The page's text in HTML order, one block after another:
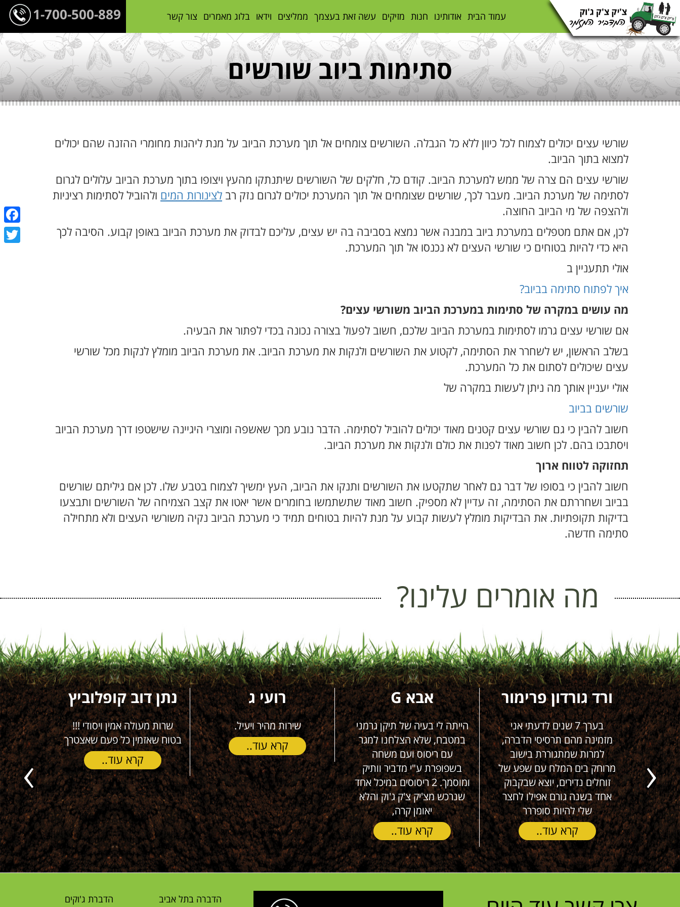
1-700-500-889 עמוד הבית אודותינו חנות מזיקים עשה זאת בעצמך ממליצים וידאו בלוג מאמרים צור קשר
סתימות ביוב שורשים
שורשי עצים יכולים לצמוח לכל כיוון ללא כל הגבלה. השורשים צומחים אל תוך מערכת הביוב על מנת ליהנות מחומרי ההזנה שהם יכולים
למצוא בתוך הביוב.
שורשי עצים הם צרה של ממש למערכת הביוב. קודם כל, חלקים של השורשים שיתנתקו מהעץ ויצופו בתוך מערכת הביוב עלולים לגרום
לסתימה של מערכת הביוב. מעבר לכך, שורשים שצומחים אל תוך המערכת יכולים לגרום נזק רב לצינורות המים ולהוביל לסתימות רציניות
ולהצפה של מי הביוב החוצה.
לכן, אם אתם מטפלים במערכת ביוב במבנה אשר נמצא בסביבה בה יש עצים, עליכם לבדוק את מערכת הביוב באופן קבוע. הסיבה לכך
היא כדי להיות בטוחים כי שורשי העצים לא נכנסו אל תוך המערכת.
אולי תתעניין ב
איך לפתוח סתימה בביוב?
מה עושים במקרה של סתימות במערכת הביוב משורשי עצים?
אם שורשי עצים גרמו לסתימות במערכת הביוב שלכם, חשוב לפעול בצורה נכונה בכדי לפתור את הבעיה.
בשלב הראשון, יש לשחרר את הסתימה, לקטוע את השורשים ולנקות את מערכת הביוב. את מערכת הביוב מומלץ לנקות מכל שורשי
עצים שיכולים לסתום את כל המערכת.
אולי יעניין אותך מה ניתן לעשות במקרה של
שורשים בביוב
חשוב להבין כי גם שורשי עצים קטנים מאוד יכולים להוביל לסתימה. הדבר נובע מכך שאשפה ומוצרי היגיינה שישטפו דרך מערכת הביוב
ויסתבכו בהם. לכן חשוב מאוד לפנות את כולם ולנקות את מערכת הביוב.
תחזוקה לטווח ארוך
חשוב להבין כי בסופו של דבר גם לאחר שתקטעו את השורשים ותנקו את הביוב, העץ ימשיך לצמוח בטבע שלו. לכן אם גיליתם שורשים
בביוב ושחררתם את הסתימה, זה עדיין לא מספיק. חשוב מאוד שתשתמשו בחומרים אשר יאטו את קצב הצמיחה של השורשים ותבצעו
בדיקות תקופתיות. את הבדיקות מומלץ לעשות קבוע על מנת להיות בטוחים תמיד כי מערכת הביוב נקיה משורשי העצים ולא מתחילה
סתימה חדשה.
מה אומרים עלינו?
ים
סבלנו
של
(!), במהלך
דירות
למעלה
הג'וקים
ורד גורדון פרימור
בערך 7 שנים לדעתי אני
מזמינה מהם תרסיסי הדברה,
למרות שמתגוררת בישוב
מרוחק בים המלח עם שפע של
זוחלים נדירים, יוצא שבקבוק
אחד בשנה גורם אפילו לחצר
שלי להיות סופררר
קרא עוד..
אבא G
הייתה לי בעיה של תיקן גרמני
במטבח, שלא הצלחנו למגר
עם ריסוס ועם משחה
בשפופרת ע"י מדביר וותיק
ומוסמך. 2 ריסוסים במיכל אחד
שנרכש מצ'יק צ'ק ג'וק והלא
יאומן קרה,
קרא עוד..
רועי ג
שירות מהיר ויעיל.
קרא עוד..
נתן דוב קופלוביץ
שרות מעולה אמין ויסודי !!!
בטוח שאזמין כל פעם שאצטרך
קרא עוד..
משתמש
(חיצוני
תמורה
הדברה בתל אביב הדברת ג'וקים